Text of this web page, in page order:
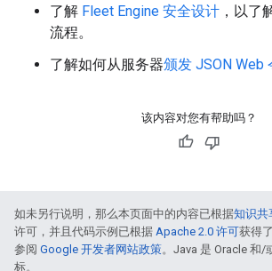
了解 Fleet Engine 安全设计 ，以了
流程。
了解如何从服务器颁发 JSON Web
该内容对您有帮助吗？
如未另行说明，那么本页面中的内容已根据知识共
许可，并且代码示例已根据 Apache 2.0 许可获得
参阅 Google 开发者网站政策。Java 是 Oracle 和/
标。